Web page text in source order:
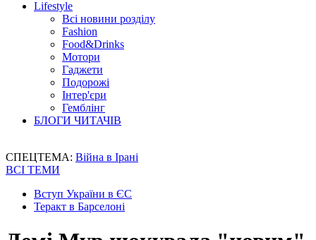
Lifestyle
Всі новини розділу
Fashion
Food&Drinks
Мотори
Гаджети
Подорожі
Інтер'єри
Гемблінг
БЛОГИ ЧИТАЧІВ
СПЕЦТЕМА: Війна в Ірані
ВСІ ТЕМИ
Вступ України в ЄС
Теракт в Барселоні